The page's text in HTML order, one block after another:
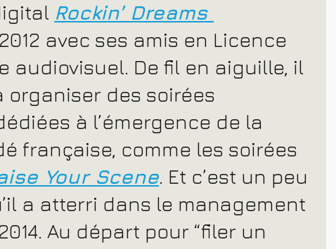
Rockin’ Dreams
avec ses amis en Licence
audiovisuel. De fil en aiguille, il
organiser des soirées
à l’émergence de la
française, comme les soirées
Your Scene. Et c’est un peu
a atterri dans le management
Au départ pour “filer un